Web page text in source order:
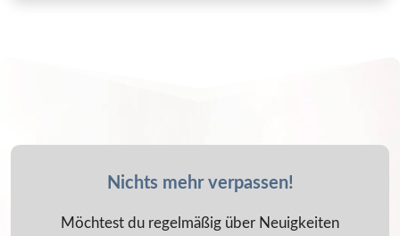
Nichts mehr verpassen!
Möchtest du regelmäßig über Neuigkeiten